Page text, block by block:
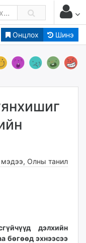
Онцлох Шинэ
, Олны танил
дэлхийн
бөгөөд эхнээсээ